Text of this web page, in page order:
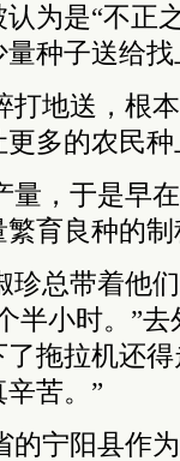
为是“不正
种子送给
打地送，根
多的农民
量，于是早
育良种的
珍总带着他
半小时。”
拖拉机还
苦。”
的宁阳县作